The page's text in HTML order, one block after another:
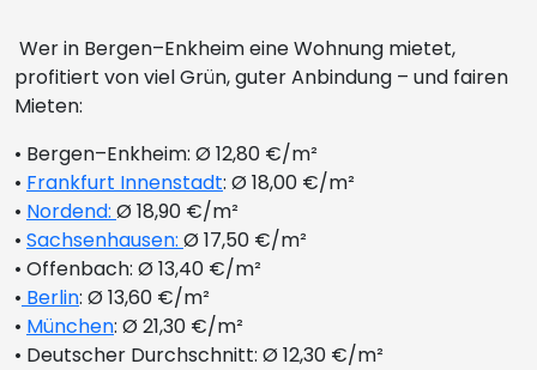
Wer in Bergen–Enkheim eine Wohnung mietet,
profitiert von viel Grün, guter Anbindung – und fairen
Mieten:
• Bergen–Enkheim: Ø 12,80 €/m²
• Frankfurt Innenstadt: Ø 18,00 €/m²
• Nordend: Ø 18,90 €/m²
• Sachsenhausen: Ø 17,50 €/m²
• Offenbach: Ø 13,40 €/m²
• Berlin: Ø 13,60 €/m²
• München: Ø 21,30 €/m²
• Deutscher Durchschnitt: Ø 12,30 €/m²